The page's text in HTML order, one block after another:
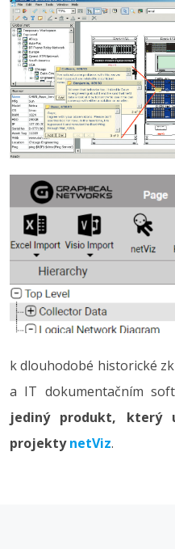
k dlouhodobé historické
a IT dokumentačním
jediný produkt, který
projektynetViz.